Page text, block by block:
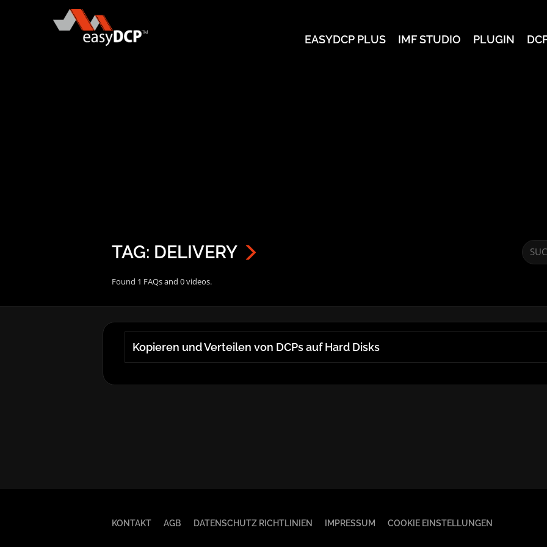
EASYDCP PLUS IMF STUDIO PLUGIN
TAG: DELIVERY
Found 1 FAQs and 0 videos.
Kopieren und Verteilen von DCPs auf Hard Disks
KONTAKT AGB DATENSCHUTZ RICHTLINIEN IMPRESSUM COOKIE EINSTELLUNGEN